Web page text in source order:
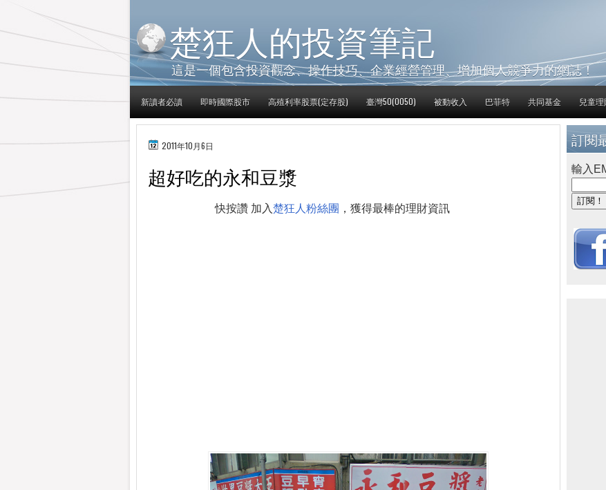
楚狂人的投資筆記
這是一個包含投資觀念、操作技巧、企業經營管理、增加個人競爭力的網誌！
新讀者必讀 即時國際股市 高殖利率股票(定存股) 臺灣50(0050) 被動收入 巴菲特 共同基金 兒童
2011年10月6日
超好吃的永和豆漿
快按讚 加入楚狂人粉絲團 ，獲得最棒的理財資訊
訂閱
輸入